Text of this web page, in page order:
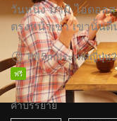
วันหนึ่ง มามิ ไอดอล
ตรงหน้าเขา เขานั้น
1h15mประเทศญี่ปุ่น
ฟรี
คำบรรยาย